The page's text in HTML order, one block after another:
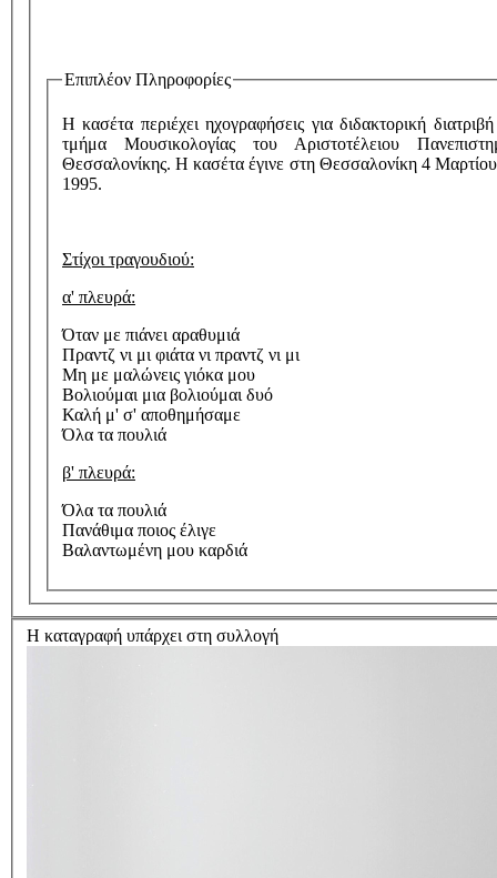
Επιπλέον Πληροφορίες
Η κασέτα περιέχει ηχογραφήσεις για διδακτορική
τμήμα Μουσικολογίας του Αριστοτέλειου
Θεσσαλονίκης. Η κασέτα έγινε στη Θεσσαλονίκη 4
1995.
Στίχοι τραγουδιού:
α' πλευρά:
Όταν με πιάνει αραθυμιά
Πραντζ νι μι φιάτα νι πραντζ νι μι
Μη με μαλώνεις γιόκα μου
Βολιούμαι μια βολιούμαι δυό
Καλή μ' σ' αποθημήσαμε
Όλα τα πουλιά
β' πλευρά:
Όλα τα πουλιά
Πανάθιμα ποιος έλιγε
Βαλαντωμένη μου καρδιά
Η καταγραφή υπάρχει στη συλλογή